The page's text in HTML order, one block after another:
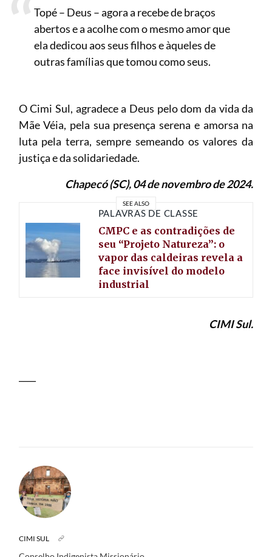
Topé – Deus – agora a recebe de braços
abertos e a acolhe com o mesmo amor que
ela dedicou aos seus filhos e àqueles de
outras famílias que tomou como seus.
O Cimi Sul, agradece a Deus pelo dom da vida da
Mãe Véia, pela sua presença serena e amorsa na
luta pela terra, sempre semeando os valores da
justiça e da solidariedade.
Chapecó (SC), 04 de novembro de 2024.
SEE ALSO
PALAVRAS DE CLASSE
CMPC e as contradições de
seu “Projeto Natureza”: o
vapor das caldeiras revela a
face invisível do modelo
industrial
CIMI Sul.
CIMI SUL